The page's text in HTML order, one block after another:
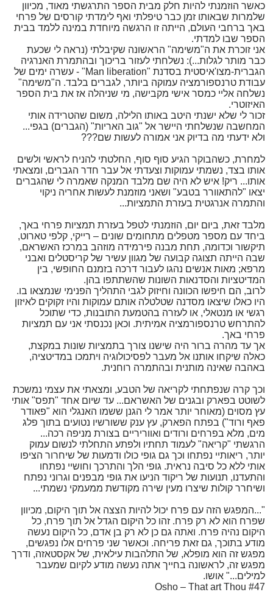
כאשר הוזמנתי להיות חלק מבית הספר התרגשתי מאוד, מכיוון
שלמרות שבאותו זמן כבר טיפלתי ואף לימדתי קורסים של פרחי
באך ברחבי העולם, הייתה זו הרגשה מיוחדת במינה ללמד בבית
הספר שבו למדתי.
אני זוכרת את ה"משימה" הראשונה שקיבלתי (נראה לי שכעת
כבר מותר לגלות...): נשלחתי לעזור בריכוך ובהתמרת האנרגיה
הגברית-מצו'איסטית בסדנת "Man liberation" - עשרה ימים של
עבודת טרנספורמציה עמוקה ביותר, לגברים בלבד. ה"משימה"
נשלחה אליי כמסר אישי מקבישה, מי שניהלה אז את בית הספר
האיזוטרי.
זכור לי שלא ישנתי היטב באותו הלילה, משום שהטרידה אותי
המחשבה שנשלחתי היישר אל "גוב האריות" (הגברים) בגפי...
ולא ידעתי מה בדיוק אני אמורה לעשות שם???
למחרת, כשהבוקר הגיע סוף סוף, החלטתי להניח לראשי ולשים
אותו בצד, נשמתי עמוקות וצעדתי אל עבר חדר הגברים, ומצאתי
אותו... ריק! איש לא היה שם מלבד המנקה שאמרה לי שהגברים
יצאו "להתאוורר בטבע" ושאני מוזמנת לעשות אחריה ניקוי
והתמרה אנרגטית בעזרת התמציות...
מלבד זאת, ביום יום, הוזמנתי לטפל בעזרת תמציות פרחי באך,
ביחד עם מספר מטפלים מתחומים שונים – רייקי, קלפי טארוט,
תיקשור וכדומה, תחת מבנה פירמידה מוזהב במרכז האשראם,
שבה הייתה תצוגה קבועה של מגוון עשיר של קריסטלים ואבני
מרפא; מאות אנשים נהגו לעבור דרכה בזמנם החופשי, בין
המדיטציות והסדנאות השונות שהשתתפו בהן.
לרוב, הם חיפשו הכוונה וחיזוק לגבי התהליך הפנימי שנמצאו בו.
היו כאלו שיצאו מסדנה שטלטלה אותם עמוקות והיו זקוקים לאיזון
רגשי או מנטאלי, או לעזרה בהטמעת התובנות, כדי שתוכל
להתרחש טרנספורמציה אמיתית. וכאן נכנסתי אני עם תמציות
פרחי באך.
אך עד מהרה ברור היה שישנו צורך בתמציות שונות במקצת,
כאלה שיקחו אותנו אל מעבר לפסיכולוגיה ויתמכו במדיטציה,
באהבה שאינה מותנית ובהתמרה רוחנית.
וכך קרה שנפתחתי לקריאה של הטבע, ומצאתי את עצמי נמשכת
לשוטט בפארק ובגנים של האשראם... עד שיום אחד "תפס" אותי
עץ מסוים (מאוחר יותר אמר לי הגנן ששמו האנגלי הוא "פאודר
פאף ורוד") בפתח הפארק, עץ ענק ששורשיו נטועים בתוך פלג
מים, מלא בפרחים ורודים ואווריריים בצורת מניפה רכה...
הרגשתי "קריאה" לעמוד תחתיו ולפתע התחלתי לנשום עמוק
יותר, ריאותיי נפתחו וכך גם גופי כולו ודמעות של שיחרור הציפו
אותי ללא כל סיבה נראית. גופי הלך והתרכך וחושיי נפתחו
והתעדנו, תנועות של ריקוד הניעו את גופי מבפנים וגרוני נפתח
ושיחרר קולות שיצרו מעין שירה מקודשת ממעמקי נשמתי...
"...המפגש הזה עם פרח יכול להיות הצצה אל תוך היקום, מכיוון
שפרח הוא לא רק פרח. זהו כל היקום הגדל אל תוך פרח, כל
היקום נהיה פרח. ואתה גם כן לא רק בן אדם, כל היקום נעשה
מודע בתוכך, גם זאת פריחה. וכאשר שני פרחים אלו נפגשים,
מפגש זה הוא מופלא, של התלהבות עילאית, של אקסטאזה, ודרך
מפגש זה, לראשונה בחייך אתה נעשה מודע לקיום שמעבר
למילים..." אושו.
Osho – That art Thou #47